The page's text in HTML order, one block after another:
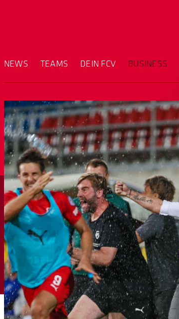
NEWS TEAMS DEIN FCV BUSINESS